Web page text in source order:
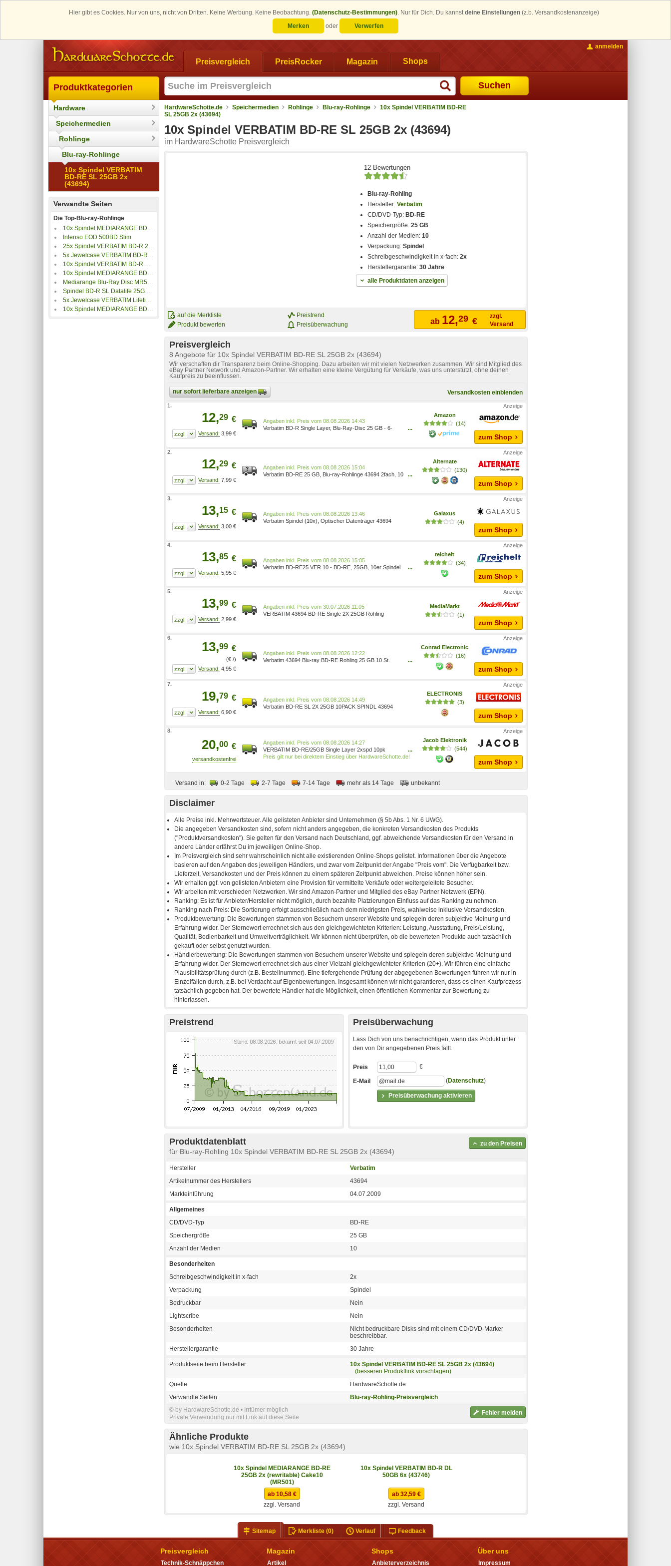
Hier gibt es Cookies. Nur von uns, nicht von Dritten. Keine Werbung. Keine Beobachtung. (Datenschutz-Bestimmungen). Nur für Dich. Du kannstdeine Einstellungen (z.b. Versandkostenanzeige)
Merken
oder Verwerfen
Preisvergleich PreisRocker Magazin Shops
Suchen
anmelden
Produktkategorien
Hardware
Speichermedien
Rohlinge
Blu-ray-Rohlinge
10x Spindel VERBATIM
BD-RE SL 25GB 2x
(43694)
Verwandte Seiten
Die Top-Blu-ray-Rohlinge
10x Spindel MEDIARANGE BD-R DL 50GB 6x vollflächig bedruckbar (Inkjet) Cake10
Intenso EOD 500BD Slim
25x Spindel VERBATIM BD-R 25GB 6x Wide White Thermal Printable (43743) bedruckbar
5x Jewelcase VERBATIM BD-RE DL 50GB 2x
10x Spindel VERBATIM BD-R DL 50GB 6x
10x Spindel MEDIARANGE BD-RE 25GB 2x (rewritable) Cake10
Mediarange Blu-Ray Disc MR515, bedruckbar, 24er Cakebox
Spindel BD-R SL Datalife 25GB 6x Wide Inkjet Printable bedruckbar
5x Jewelcase VERBATIM Lifetime Archival M-Disc BD-R (43823) bedruckbar
10x Spindel MEDIARANGE BD-R DL 50GB 6x Cake10
HardwareSchotte.de Speichermedien Rohlinge Blu-ray-Rohlinge
10x Spindel VERBATIM BD-RE
SL 25GB 2x (43694)
10x Spindel VERBATIM BD-RE SL 25GB 2x (43694)
im HardwareSchotte Preisvergleich
12 Bewertungen
Blu-ray-Rohling
Hersteller:Verbatim
CD/DVD-Typ: BD-RE
Speichergröße:25 GB
Anzahl der Medien:10
Verpackung:Spindel
Schreibgeschwindigkeit in x-fach:2x
Herstellergarantie:30 Jahre
alle Produktdaten anzeigen
auf die Merkliste
Produkt bewerten
Preistrend
Preisüberwachung
ab 12,29 €
zzgl.
Versand
Preisvergleich
8 Angebote für 10x Spindel VERBATIM BD-RE SL 25GB 2x (43694)
Wir verschaffen dir Transparenz beim Online-Shopping. Dazu arbeiten wir mit vielen Netzwerken zusammen. Wir sind Mitglied des
eBay Partner Network und Amazon-Partner. Wir erhalten eine kleine Vergütung für Verkäufe, was uns unterstützt, ohne deinen
Kaufpreis zu beeinflussen.
nur sofort lieferbare anzeigen Versandkosten einblenden
1.
12,29 €
3,99 €
Preis vom 08.08.2026 14:43
Verbatim BD-R Single Layer, Blu-Ray-Disc 25 GB - 6-
...
Amazon
(14)
zum Shop
2.
12,29 €
7,99 €
Preis vom 08.08.2026 15:04
Verbatim BD-RE 25 GB, Blu-ray-Rohlinge 43694 2fach, 10
...
Alternate
(130)
zum Shop
3.
13,15 €
3,00 €
Preis vom 08.08.2026 13:46
Verbatim Spindel (10x), Optischer Datenträger 43694
Galaxus
(4)
zum Shop
4.
13,85 €
5,95 €
Preis vom 08.08.2026 15:05
Verbatim BD-RE25 VER 10 - BD-RE, 25GB, 10er Spindel
...
reichelt
(34)
zum Shop
5.
13,99 €
2,99 €
Preis vom 30.07.2026 11:05
VERBATIM 43694 BD-RE Single 2X 25GB Rohling
MediaMarkt
(1)
zum Shop
6.
13,99 €
(€ /)
4,95 €
Preis vom 08.08.2026 12:22
Verbatim 43694 Blu-ray BD-RE Rohling 25 GB 10 St.
...
Conrad Electronic
(16)
zum Shop
7.
19,79 €
6,90 €
Preis vom 08.08.2026 14:49
Verbatim BD-RE SL 2X 25GB 10PACK SPINDL 43694
ELECTRONIS
(3)
zum Shop
8.
20,00 €
Preis vom 08.08.2026 14:27
VERBATIM BD-RE/25GB Single Layer 2xspd 10pk
(43694)
...
Preis gilt nur bei direktem Einstieg über HardwareSchotte.de!
Jacob Elektronik
(544)
zum Shop
Versand in: 0-2 Tage 2-7 Tage 7-14 Tage mehr als 14 Tage unbekannt
Disclaimer
Preistrend Preisüberwachung
Lass Dich von uns benachrichtigen, wenn das Produkt unter
den von Dir angegebenen Preis fällt.
Preisüberwachung aktivieren
Preis €
E-Mail (Datenschutz)
Produktdatenblatt
für Blu-ray-Rohling 10x Spindel VERBATIM BD-RE SL 25GB 2x (43694)
zu den Preisen
Hersteller
Verbatim
Artikelnummer des Herstellers
43694
Markteinführung
04.07.2009
Allgemeines
CD/DVD-Typ
BD-RE
Speichergröße
25 GB
Anzahl der Medien
10
Besonderheiten
Schreibgeschwindigkeit in x-fach
2x
Verpackung
Spindel
Bedruckbar
Nein
Lightscribe
Nein
Besonderheiten
Nicht bedruckbare Disks sind mit einem CD/DVD-Marker
beschreibbar.
Herstellergarantie
30 Jahre
Produktseite beim Hersteller
10x Spindel VERBATIM BD-RE SL 25GB 2x (43694)
(besseren Produktlink vorschlagen)
Quelle
HardwareSchotte.de
Verwandte Seiten
Blu-ray-Rohling-Preisvergleich
Fehler melden
© by HardwareSchotte.de • Irrtümer möglich
Private Verwendung nur mit Link auf diese Seite
Ähnliche Produkte
wie 10x Spindel VERBATIM BD-RE SL 25GB 2x (43694)
10x Spindel MEDIARANGE BD-RE
25GB 2x (rewritable) Cake10
(MR501)
10x Spindel VERBATIM BD-R DL
50GB 6x (43746)
ab 10,58 €
zzgl. Versand
ab 32,59 €
zzgl. Versand
Sitemap Merkliste(0) Verlauf Feedback
Preisvergleich
Technik-Schnäppchen
Magazin
Artikel
Shops
Anbieterverzeichnis
Über uns
Impressum